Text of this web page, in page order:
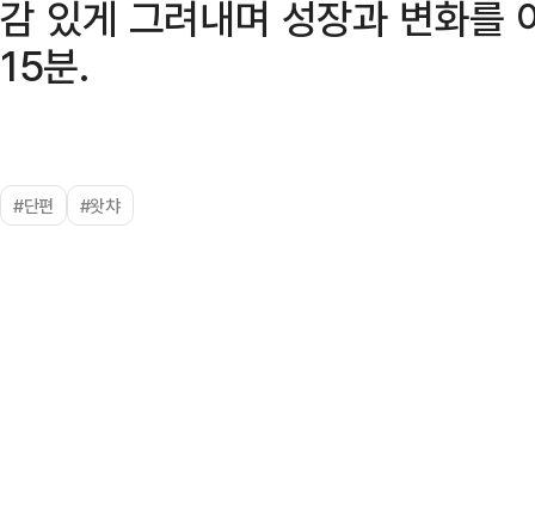
감 있게 그려내며 성장과 변화를
15분.
#단편 #왓챠